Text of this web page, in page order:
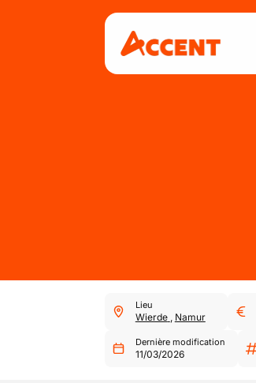
Lieu
Wierde , Namur
Dernière modification
11/03/2026